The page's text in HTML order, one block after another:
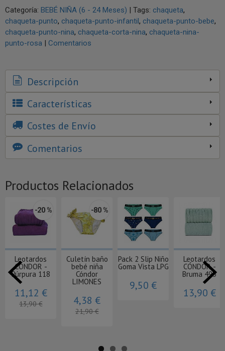
Categoría: BEBÉ NIÑA (6 - 24 Meses) Tags: chaqueta
chaqueta-punto chaqueta-punto-infantil
chaqueta-punto-bebe
chaqueta-punto-nina chaqueta-corta-nina chaqueta-nina-
punto-rosa
Comentarios
Descripción
Características
Costes de Envío
Comentarios
Productos Relacionados
-20 %
Leotardos
CÓNDOR -
Púrpura 118
11,12 €
13,90 €
-80 %
Culetín baño
bebé niña
Cóndor
LIMONES
4,38 €
21,90 €
Pack 2 Slip Niño
Goma Vista LPG
9,50 €
Leotardos
CÓNDOR -
Bruma 495
13,90 €